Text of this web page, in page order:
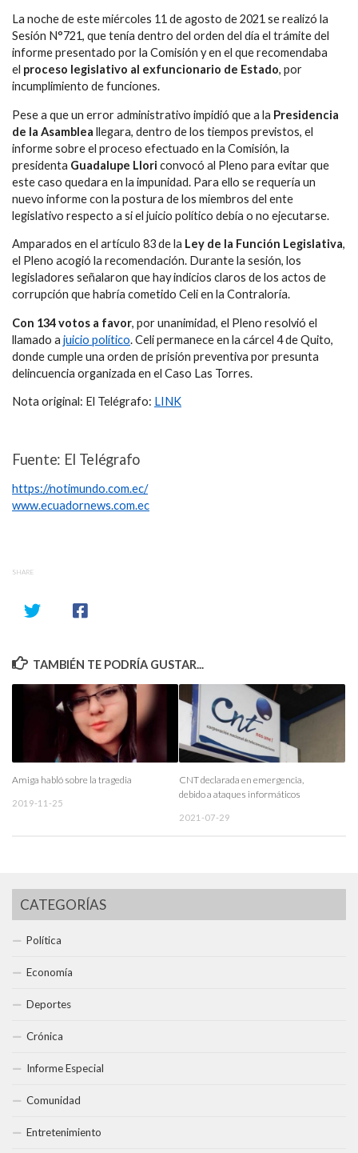
La noche de este miércoles 11 de agosto de 2021 se realizó la
Sesión N°721, que tenía dentro del orden del día el trámite del
informe presentado por la Comisión y en el que recomendaba
el proceso legislativo al exfuncionario de Estado, por
incumplimiento de funciones.
Pese a que un error administrativo impidió que a la Presidencia
de la Asamblea llegara, dentro de los tiempos previstos, el
informe sobre el proceso efectuado en la Comisión, la
presidenta Guadalupe Llori convocó al Pleno para evitar que
este caso quedara en la impunidad. Para ello se requería un
nuevo informe con la postura de los miembros del ente
legislativo respecto a si el juicio político debía o no ejecutarse.
Amparados en el artículo 83 de la Ley de la Función Legislativa,
el Pleno acogió la recomendación. Durante la sesión, los
legisladores señalaron que hay indicios claros de los actos de
corrupción que habría cometido Celi en la Contraloría.
Con 134 votos a favor, por unanimidad, el Pleno resolvió el
llamado a juicio político. Celi permanece en la cárcel 4 de Quito,
donde cumple una orden de prisión preventiva por presunta
delincuencia organizada en el Caso Las Torres.
Nota original: El Telégrafo: LINK
Fuente: El Telégrafo
https://notimundo.com.ec/
www.ecuadornews.com.ec
SHARE
TAMBIÉN TE PODRÍA GUSTAR...
Amiga habló sobre la tragedia
2019-11-25
CNT declarada en emergencia,
debido a ataques informáticos
2021-07-29
CATEGORÍAS
Política
Economía
Deportes
Crónica
Informe Especial
Comunidad
Entretenimiento